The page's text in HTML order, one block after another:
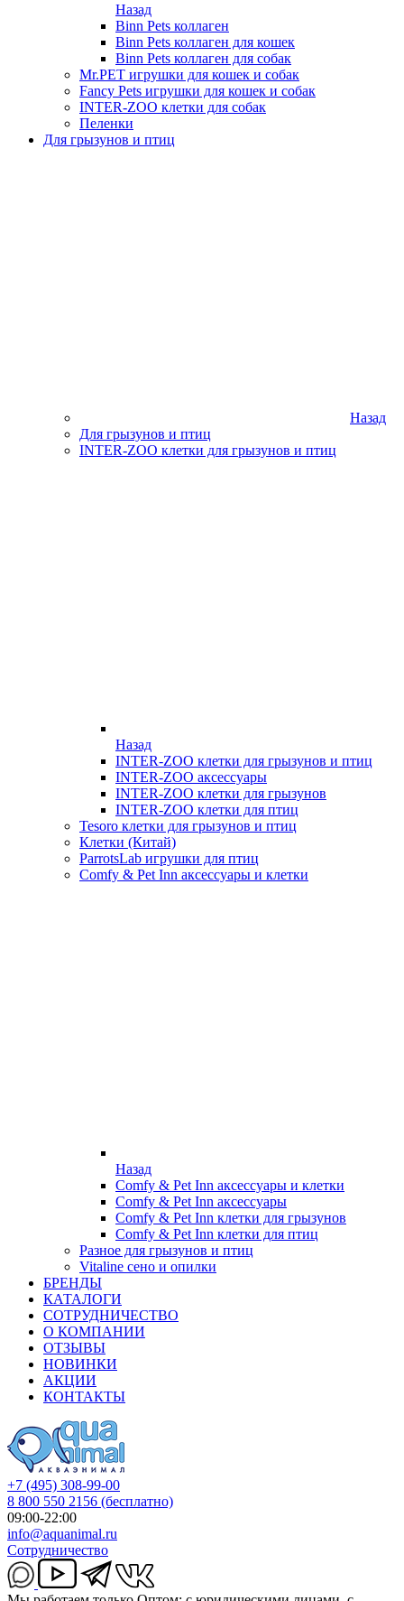
Назад
Binn Pets коллаген
Binn Pets коллаген для кошек
Binn Pets коллаген для собак
Mr.PET игрушки для кошек и собак
Fancy Pets игрушки для кошек и собак
INTER-ZOO клетки для собак
Пеленки
Для грызунов и птиц
Назад
Для грызунов и птиц
INTER-ZOO клетки для грызунов и птиц
Назад
INTER-ZOO клетки для грызунов и птиц
INTER-ZOO аксессуары
INTER-ZOO клетки для грызунов
INTER-ZOO клетки для птиц
Tesoro клетки для грызунов и птиц
Клетки (Китай)
ParrotsLab игрушки для птиц
Comfy & Pet Inn аксессуары и клетки
Назад
Comfy & Pet Inn аксессуары и клетки
Comfy & Pet Inn аксессуары
Comfy & Pet Inn клетки для грызунов
Comfy & Pet Inn клетки для птиц
Разное для грызунов и птиц
Vitaline сено и опилки
БРЕНДЫ
КАТАЛОГИ
СОТРУДНИЧЕСТВО
О КОМПАНИИ
ОТЗЫВЫ
НОВИНКИ
АКЦИИ
КОНТАКТЫ
+7 (495) 308-99-00
8 800 550 2156 (бесплатно)
09:00-22:00
info@aquanimal.ru
Сотрудничество